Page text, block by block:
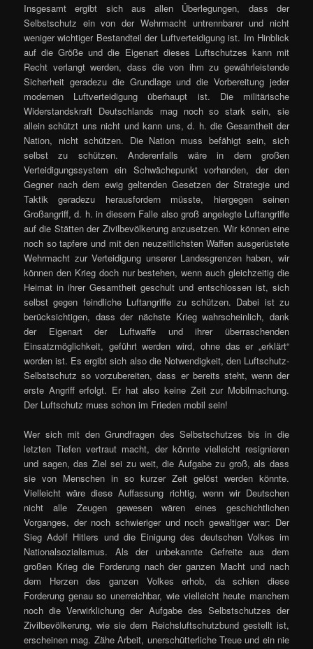
Insgesamt ergibt sich aus allen Überlegungen, dass der
Selbstschutz ein von der Wehrmacht untrennbarer und nicht
weniger wichtiger Bestandteil der Luftverteidigung ist. Im Hinblick
auf die Größe und die Eigenart dieses Luftschutzes kann mit
Recht verlangt werden, dass die von ihm zu gewährleistende
Sicherheit geradezu die Grundlage und die Vorbereitung jeder
modernen Luftverteidigung überhaupt ist. Die militärische
Widerstandskraft Deutschlands mag noch so stark sein, sie
allein schützt uns nicht und kann uns, d. h. die Gesamtheit der
Nation, nicht schützen. Die Nation muss befähigt sein, sich
selbst zu schützen. Anderenfalls wäre in dem großen
Verteidigungssystem ein Schwächepunkt vorhanden, der den
Gegner nach dem ewig geltenden Gesetzen der Strategie und
Taktik geradezu herausfordern müsste, hiergegen seinen
Großangriff, d. h. in diesem Falle also groß angelegte Luftangriffe
auf die Stätten der Zivilbevölkerung anzusetzen. Wir können eine
noch so tapfere und mit den neuzeitlichsten Waffen ausgerüstete
Wehrmacht zur Verteidigung unserer Landesgrenzen haben, wir
können den Krieg doch nur bestehen, wenn auch gleichzeitig die
Heimat in ihrer Gesamtheit geschult und entschlossen ist, sich
selbst gegen feindliche Luftangriffe zu schützen. Dabei ist zu
berücksichtigen, dass der nächste Krieg wahrscheinlich, dank
der Eigenart der Luftwaffe und ihrer überraschenden
Einsatzmöglichkeit, geführt werden wird, ohne das er „erklärt“
worden ist. Es ergibt sich also die Notwendigkeit, den Luftschutz-
Selbstschutz so vorzubereiten, dass er bereits steht, wenn der
erste Angriff erfolgt. Er hat also keine Zeit zur Mobilmachung.
Der Luftschutz muss schon im Frieden mobil sein!
Wer sich mit den Grundfragen des Selbstschutzes bis in die
letzten Tiefen vertraut macht, der könnte vielleicht resignieren
und sagen, das Ziel sei zu weit, die Aufgabe zu groß, als dass
sie von Menschen in so kurzer Zeit gelöst werden könnte.
Vielleicht wäre diese Auffassung richtig, wenn wir Deutschen
nicht alle Zeugen gewesen wären eines geschichtlichen
Vorganges, der noch schwieriger und noch gewaltiger war: Der
Sieg Adolf Hitlers und die Einigung des deutschen Volkes im
Nationalsozialismus. Als der unbekannte Gefreite aus dem
großen Krieg die Forderung nach der ganzen Macht und nach
dem Herzen des ganzen Volkes erhob, da schien diese
Forderung genau so unerreichbar, wie vielleicht heute manchem
noch die Verwirklichung der Aufgabe des Selbstschutzes der
Zivilbevölkerung, wie sie dem Reichsluftschutzbund gestellt ist,
erscheinen mag. Zähe Arbeit, unerschütterliche Treue und ein nie